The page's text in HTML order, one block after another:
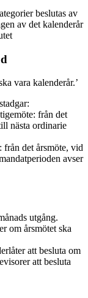
beslutas av
av det kalenderår
vara kalenderår.’
från det
nästa ordinarie
från det årsmöte, vid
avser
utgång.
om årsmötet ska
att besluta om
att besluta